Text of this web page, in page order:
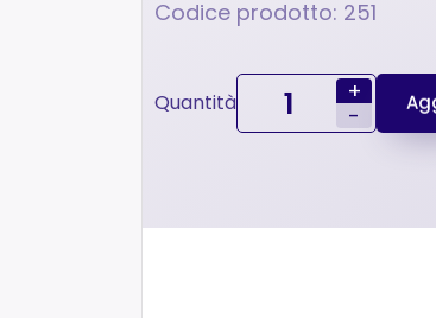
Codice prodotto: 251
Quantità
+
-